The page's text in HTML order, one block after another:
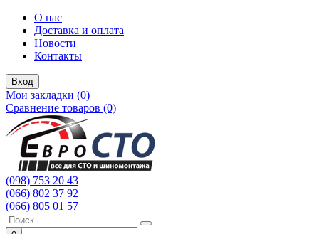
О нас
Доставка и оплата
Новости
Контакты
Вход
Мои закладки (0)
Сравнение товаров (0)
(098) 753 20 43
(066) 802 37 92
(066) 805 01 57